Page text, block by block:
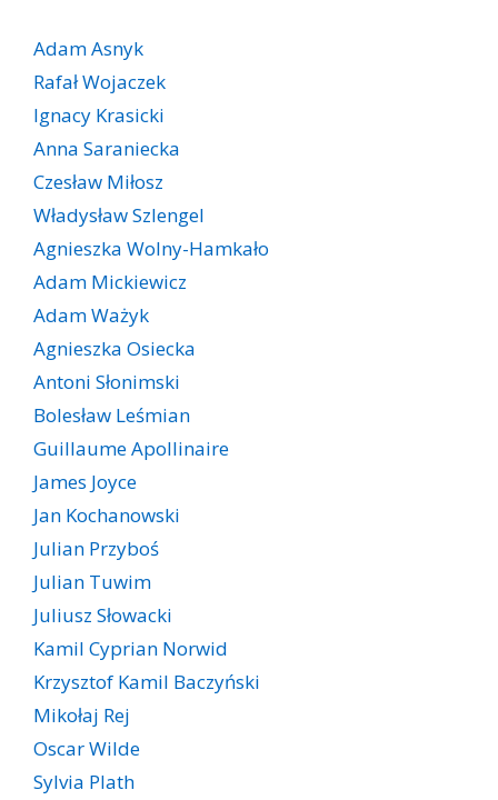
Adam Asnyk
Rafał Wojaczek
Ignacy Krasicki
Anna Saraniecka
Czesław Miłosz
Władysław Szlengel
Agnieszka Wolny-Hamkało
Adam Mickiewicz
Adam Ważyk
Agnieszka Osiecka
Antoni Słonimski
Bolesław Leśmian
Guillaume Apollinaire
James Joyce
Jan Kochanowski
Julian Przyboś
Julian Tuwim
Juliusz Słowacki
Kamil Cyprian Norwid
Krzysztof Kamil Baczyński
Mikołaj Rej
Oscar Wilde
Sylvia Plath